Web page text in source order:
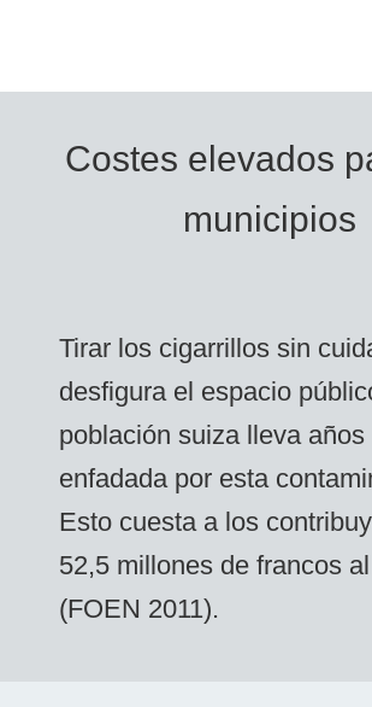
Costes elevados
municipios
Tirar los cigarrillos sin
desfigura el espacio
población suiza lleva años
enfadada por esta
Esto cuesta a los
52,5 millones de francos
(FOEN 2011).